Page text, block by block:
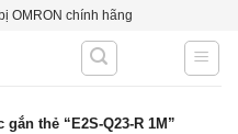
OMRON chính hãng
thẻ “E2S-Q23-R 1M”